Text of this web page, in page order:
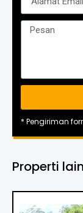
* Pengiriman
Properti